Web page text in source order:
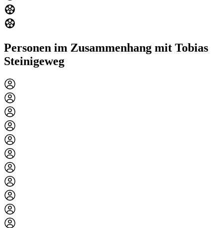
Personen im Zusammenhang mit Tobias
Steinigeweg